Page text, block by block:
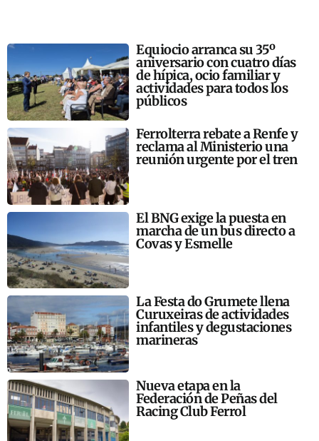
Equiocio arranca su 35º
aniversario con cuatro días
de hípica, ocio familiar y
actividades para todos los
públicos
Ferrolterra rebate a Renfe y
reclama al Ministerio una
reunión urgente por el tren
El BNG exige la puesta en
marcha de un bus directo a
Covas y Esmelle
La Festa do Grumete llena
Curuxeiras de actividades
infantiles y degustaciones
marineras
Nueva etapa en la
Federación de Peñas del
Racing Club Ferrol